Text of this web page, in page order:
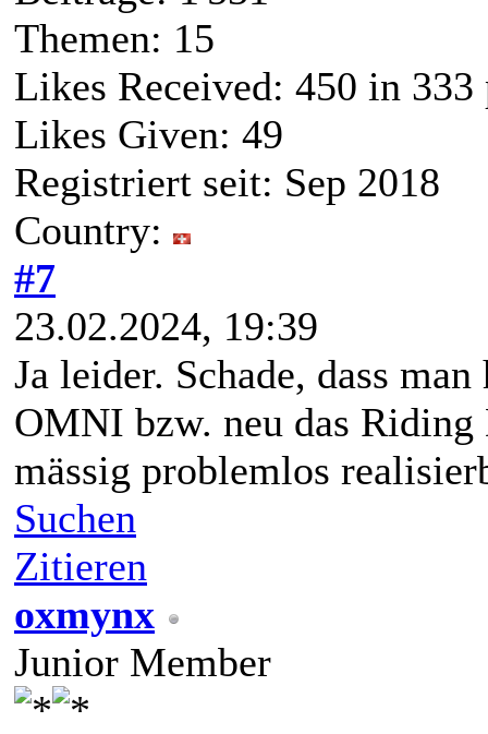
Themen: 15
Likes Received: 450 in 333
Likes Given: 49
Registriert seit: Sep 2018
Country:
#7
23.02.2024, 19:39
Ja leider. Schade, dass
OMNI bzw. neu das
mässig problemlos
Suchen
Zitieren
oxmynx
Junior Member